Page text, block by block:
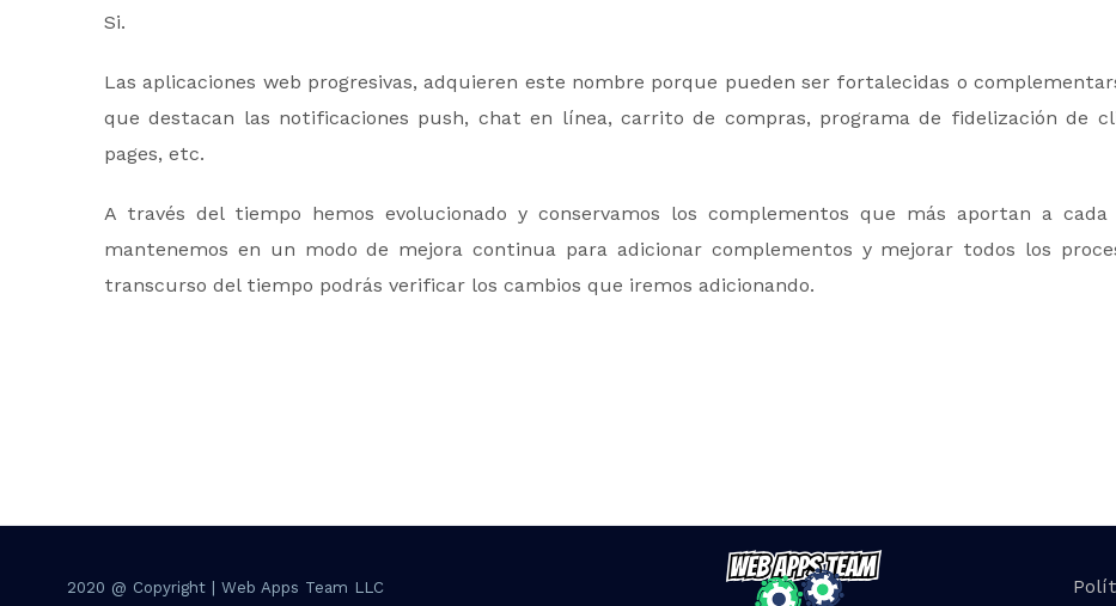
Si.
Las aplicaciones web progresivas, adquieren este nombre porque pueden ser fortalecidas o
que destacan las notificaciones push, chat en línea, carrito de compras, programa de fidelización de
pages, etc.
A través del tiempo hemos evolucionado y conservamos los complementos que más aportan a
mantenemos en un modo de mejora continua para adicionar complementos y mejorar todos los
transcurso del tiempo podrás verificar los cambios que iremos adicionando.
2020 @ Copyright | Web Apps Team LLC